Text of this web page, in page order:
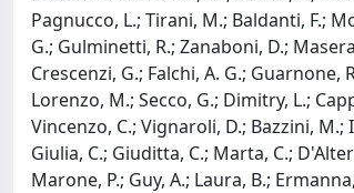
Pagnucco, L.; Tirani, M.; Baldanti, F.;
G.; Gulminetti, R.; Zanaboni, D.;
Crescenzi, G.; Falchi, A. G.; Guarnone,
Lorenzo, M.; Secco, G.; Dimitry, L.;
Vincenzo, C.; Vignaroli, D.; Bazzini,
Giulia, C.; Giuditta, C.; Marta, C.;
Marone, P.; Guy, A.; Laura, B.;